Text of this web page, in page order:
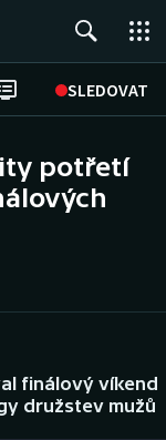
SLEDOVAT
potřetí
finálový víkend
družstev mužů